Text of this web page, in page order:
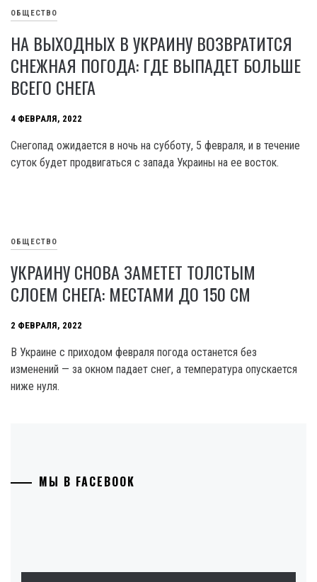
ОБЩЕСТВО
НА ВЫХОДНЫХ В УКРАИНУ ВОЗВРАТИТСЯ
СНЕЖНАЯ ПОГОДА: ГДЕ ВЫПАДЕТ БОЛЬШЕ
ВСЕГО СНЕГА
4 ФЕВРАЛЯ, 2022
Снегопад ожидается в ночь на субботу, 5 февраля, и в течение
суток будет продвигаться с запада Украины на ее восток.
ОБЩЕСТВО
УКРАИНУ СНОВА ЗАМЕТЕТ ТОЛСТЫМ
СЛОЕМ СНЕГА: МЕСТАМИ ДО 150 СМ
2 ФЕВРАЛЯ, 2022
В Украине с приходом февраля погода останется без
изменений — за окном падает снег, а температура опускается
ниже нуля.
МЫ В FACEBOOK